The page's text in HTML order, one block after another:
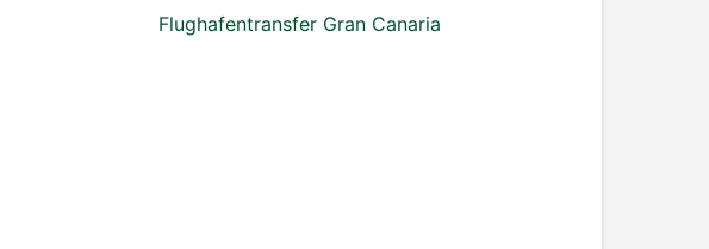
Flughafentransfer Gran Canaria